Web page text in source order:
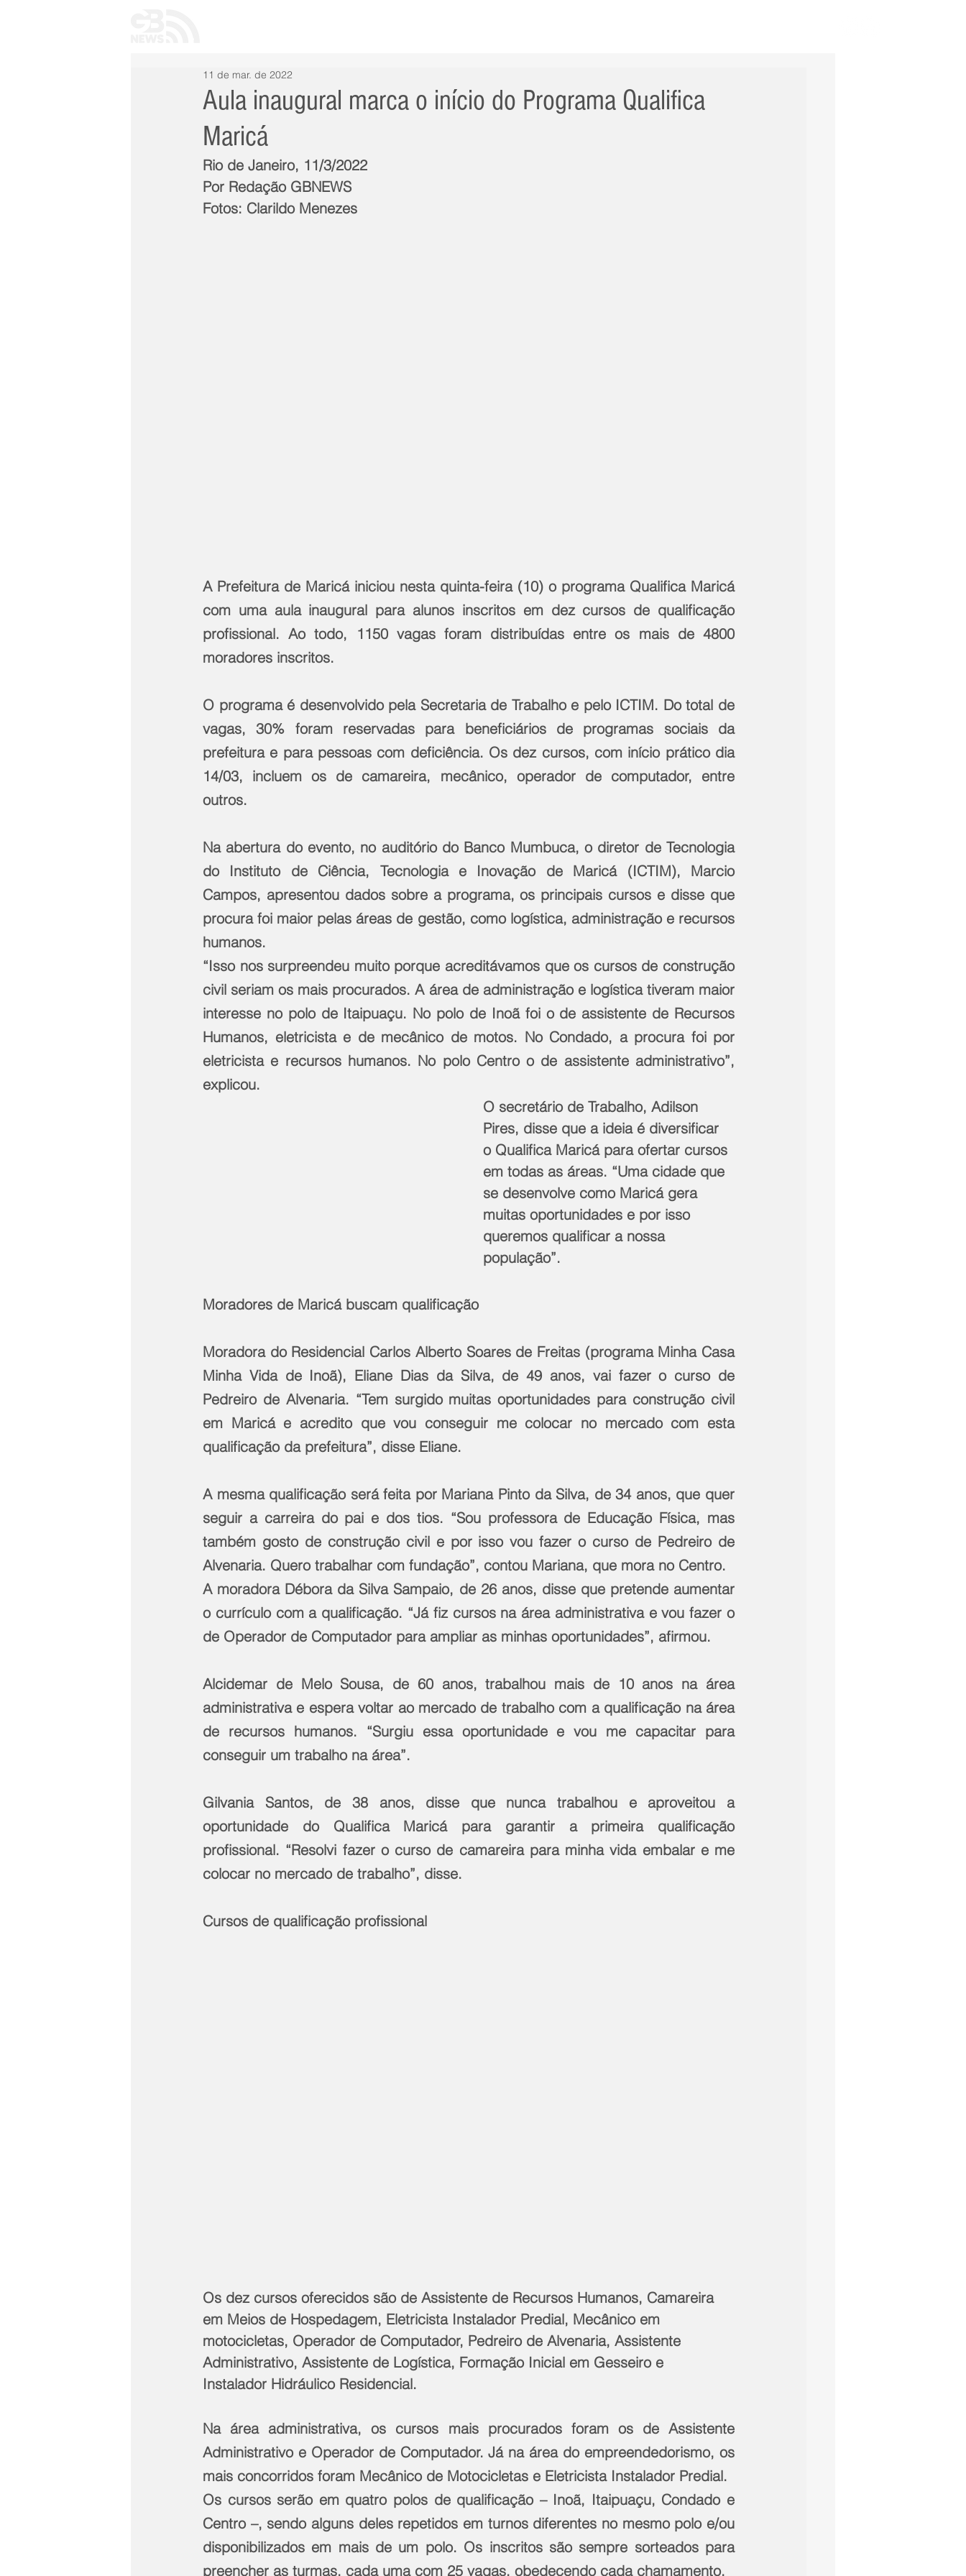
Aula inaugural marca o início do Programa Qualifica
Maricá
11 de mar. de 2022
Rio de Janeiro, 11/3/2022
Por Redação GBNEWS
Fotos: Clarildo Menezes
A Prefeitura de Maricá iniciou nesta quinta-feira (10) o programa Qualifica Maricá
com uma aula inaugural para alunos inscritos em dez cursos de qualificação
profissional. Ao todo, 1150 vagas foram distribuídas entre os mais de 4800
moradores inscritos.
O programa é desenvolvido pela Secretaria de Trabalho e pelo ICTIM. Do total de
vagas, 30% foram reservadas para beneficiários de programas sociais da
prefeitura e para pessoas com deficiência. Os dez cursos, com início prático dia
14/03, incluem os de camareira, mecânico, operador de computador, entre
outros.
Na abertura do evento, no auditório do Banco Mumbuca, o diretor de Tecnologia
do Instituto de Ciência, Tecnologia e Inovação de Maricá (ICTIM), Marcio
Campos, apresentou dados sobre a programa, os principais cursos e disse que
procura foi maior pelas áreas de gestão, como logística, administração e recursos
humanos.
“Isso nos surpreendeu muito porque acreditávamos que os cursos de construção
civil seriam os mais procurados. A área de administração e logística tiveram maior
interesse no polo de Itaipuaçu. No polo de Inoã foi o de assistente de Recursos
Humanos, eletricista e de mecânico de motos. No Condado, a procura foi por
eletricista e recursos humanos. No polo Centro o de assistente administrativo”,
explicou.
O secretário de Trabalho, Adilson
Pires, disse que a ideia é diversificar
o Qualifica Maricá para ofertar cursos
em todas as áreas. “Uma cidade que
se desenvolve como Maricá gera
muitas oportunidades e por isso
queremos qualificar a nossa
população”.
Moradores de Maricá buscam qualificação
Moradora do Residencial Carlos Alberto Soares de Freitas (programa Minha Casa
Minha Vida de Inoã), Eliane Dias da Silva, de 49 anos, vai fazer o curso de
Pedreiro de Alvenaria. “Tem surgido muitas oportunidades para construção civil
em Maricá e acredito que vou conseguir me colocar no mercado com esta
qualificação da prefeitura”, disse Eliane.
A mesma qualificação será feita por Mariana Pinto da Silva, de 34 anos, que quer
seguir a carreira do pai e dos tios. “Sou professora de Educação Física, mas
também gosto de construção civil e por isso vou fazer o curso de Pedreiro de
Alvenaria. Quero trabalhar com fundação”, contou Mariana, que mora no Centro.
A moradora Débora da Silva Sampaio, de 26 anos, disse que pretende aumentar
o currículo com a qualificação. “Já fiz cursos na área administrativa e vou fazer o
de Operador de Computador para ampliar as minhas oportunidades”, afirmou.
Alcidemar de Melo Sousa, de 60 anos, trabalhou mais de 10 anos na área
administrativa e espera voltar ao mercado de trabalho com a qualificação na área
de recursos humanos. “Surgiu essa oportunidade e vou me capacitar para
conseguir um trabalho na área”.
Gilvania Santos, de 38 anos, disse que nunca trabalhou e aproveitou a
oportunidade do Qualifica Maricá para garantir a primeira qualificação
profissional. “Resolvi fazer o curso de camareira para minha vida embalar e me
colocar no mercado de trabalho”, disse.
Cursos de qualificação profissional
Os dez cursos oferecidos são de Assistente de Recursos Humanos, Camareira
em Meios de Hospedagem, Eletricista Instalador Predial, Mecânico em
motocicletas, Operador de Computador, Pedreiro de Alvenaria, Assistente
Administrativo, Assistente de Logística, Formação Inicial em Gesseiro e
Instalador Hidráulico Residencial.
Na área administrativa, os cursos mais procurados foram os de Assistente
Administrativo e Operador de Computador. Já na área do empreendedorismo, os
mais concorridos foram Mecânico de Motocicletas e Eletricista Instalador Predial.
Os cursos serão em quatro polos de qualificação – Inoã, Itaipuaçu, Condado e
Centro –, sendo alguns deles repetidos em turnos diferentes no mesmo polo e/ou
disponibilizados em mais de um polo. Os inscritos são sempre sorteados para
preencher as turmas, cada uma com 25 vagas, obedecendo cada chamamento.